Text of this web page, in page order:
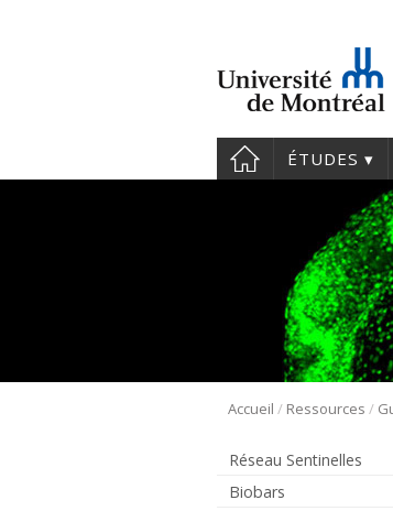
ÉTUDES
Accueil / Ressources /
Réseau Sentinelles
Biobars